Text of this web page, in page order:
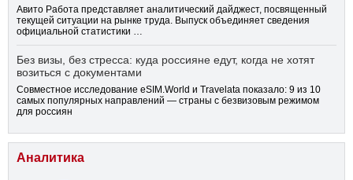
Авито Работа представляет аналитический дайджест, посвященный
текущей ситуации на рынке труда. Выпуск объединяет сведения
официальной статистики …
Без визы, без стресса: куда россияне едут, когда не хотят
возиться с документами
Совместное исследование eSIM.World и Travelata показало: 9 из 10
самых популярных направлений — страны с безвизовым режимом
для россиян
Аналитика